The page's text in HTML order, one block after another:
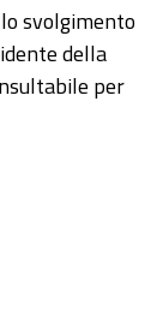
svolgimento
della
per